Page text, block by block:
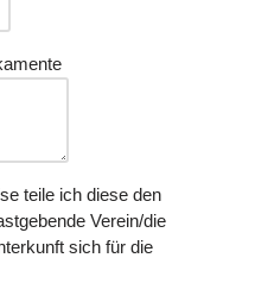
teile ich diese den
Verein/die
sich für die